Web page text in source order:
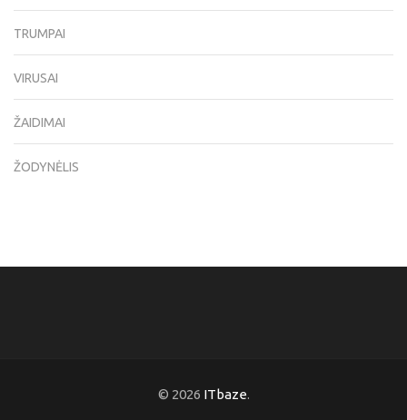
TRUMPAI
VIRUSAI
ŽAIDIMAI
ŽODYNĖLIS
© 2026 ITbaze.